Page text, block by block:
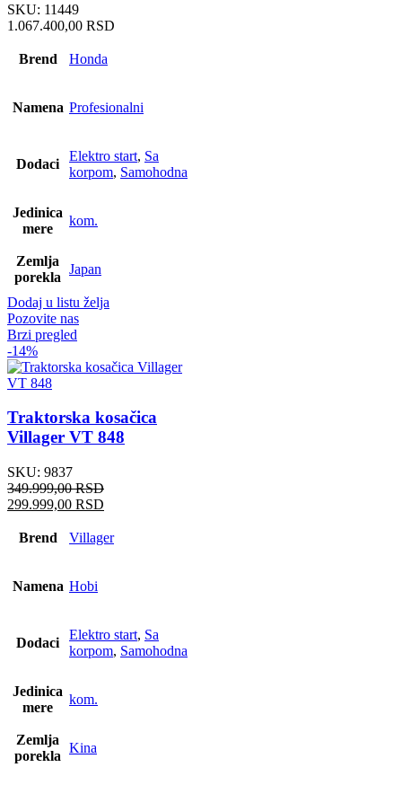
SKU: 11449
1.067.400,00 RSD
Brend Honda
Namena Profesionalni
Dodaci
Elektro start, Sa
korpom, Samohodna
Jedinica
mere
kom.
Zemlja
porekla
Japan
Dodaj u listu želja
Pozovite nas
Brzi pregled
-14%
Traktorska kosačica
Villager VT 848
SKU: 9837
349.999,00RSD
Originalna
299.999,00 RSD
je:
Brend Villager
Namena Hobi
Dodaci
Elektro start, Sa
korpom, Samohodna
Jedinica
mere
kom.
Zemlja
porekla
Kina